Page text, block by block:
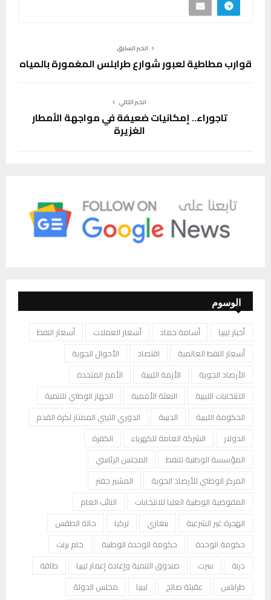
الخبر السابق
قوارب مطاطية لعبور شوارع طرابلس المغمورة بالمياه
الخبر التالي
تاجوراء.. إمكانيات ضعيفة في مواجهة الأمطار
الغزيرة
الوسوم
أخبار ليبيا أسامة حماد أسعار العملات
أسعار النفط
أسعار النفط العالمية
اقتصاد
الأحوال الجوية
الأرصاد الجوية
الأزمة الليبية
الأمم المتحدة
الانتخابات الليبية
البعثة الأممية
الجهاز الوطني للتنمية
الحكومة الليبية
الدبيبة
الدوري الليبي الممتاز لكرة القدم
الدولار
الشركة العامة للكهرباء
الكفرة
المؤسسة الوطنية للنفط
المجلس الرئاسي
المركز الوطني للأرصاد الجوية
المشير حفتر
المفوضية الوطنية العليا للانتخابات
النائب العام
الهجرة غير الشرعية
بنغازي تركيا
حالة الطقس
حكومة الوحدة
حكومة الوحدة الوطنية
خام برنت
درنة
سرت صندوق التنمية وإعادة إعمار ليبيا
طاقة
طرابلس
عقيلة صالح ليبيا
مجلس الدولة